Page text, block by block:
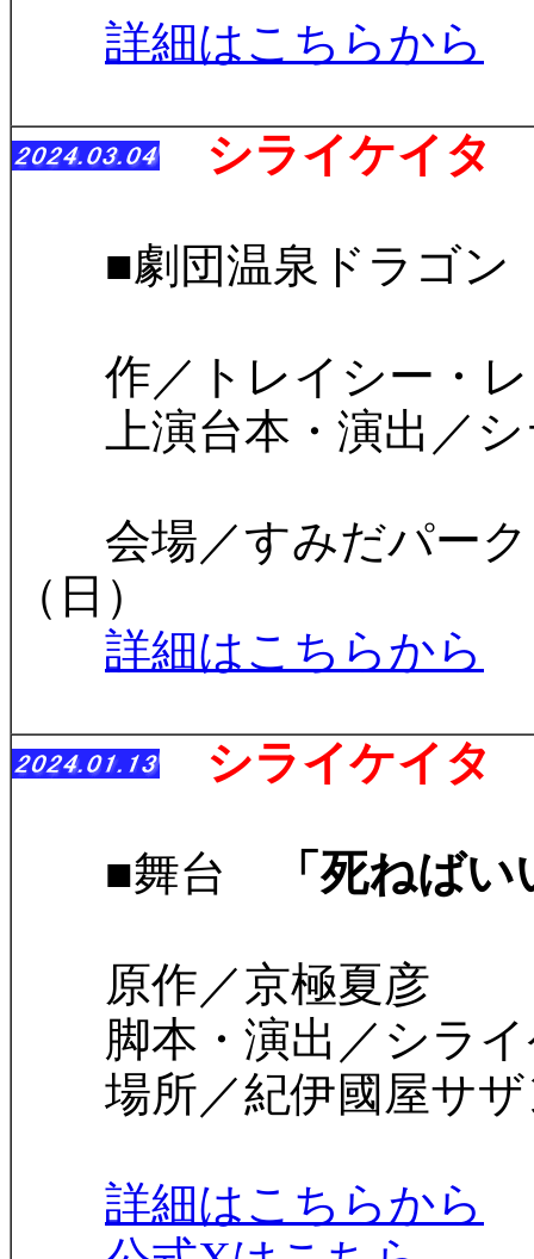
詳細はこちらから
シライケイタ
■劇団温泉ドラゴン
作／トレイシー・レ
上演台本・演出／シ
会場／すみだパーク
（日）
詳細はこちらから
シライケイタ
■舞台 「死ねば
原作／京極夏彦
脚本・演出／シライ
場所／紀伊國屋サザ
詳細はこちらから